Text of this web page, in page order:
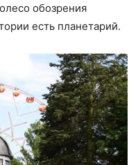
обозрения
есть планетарий.